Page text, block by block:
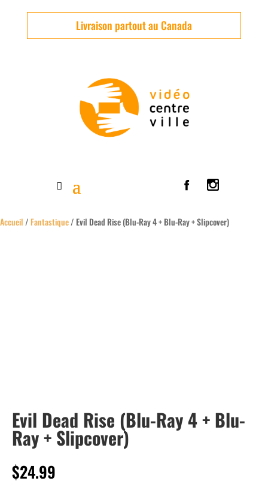
Livraison partout au Canada
Accueil/Fantastique/ Evil Dead Rise (Blu-Ray 4 + Blu-Ray + Slipcover)
Evil Dead Rise (Blu-Ray 4 + Blu-
Ray + Slipcover)
$24.99